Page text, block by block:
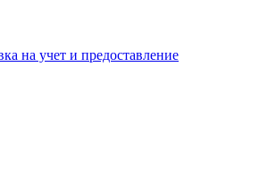
на учет и предоставление